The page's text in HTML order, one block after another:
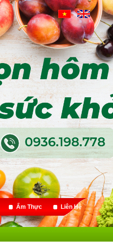
Ẩm Thực Liên Hệ